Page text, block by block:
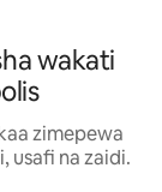
wakati
zimepewa
usafi na zaidi.